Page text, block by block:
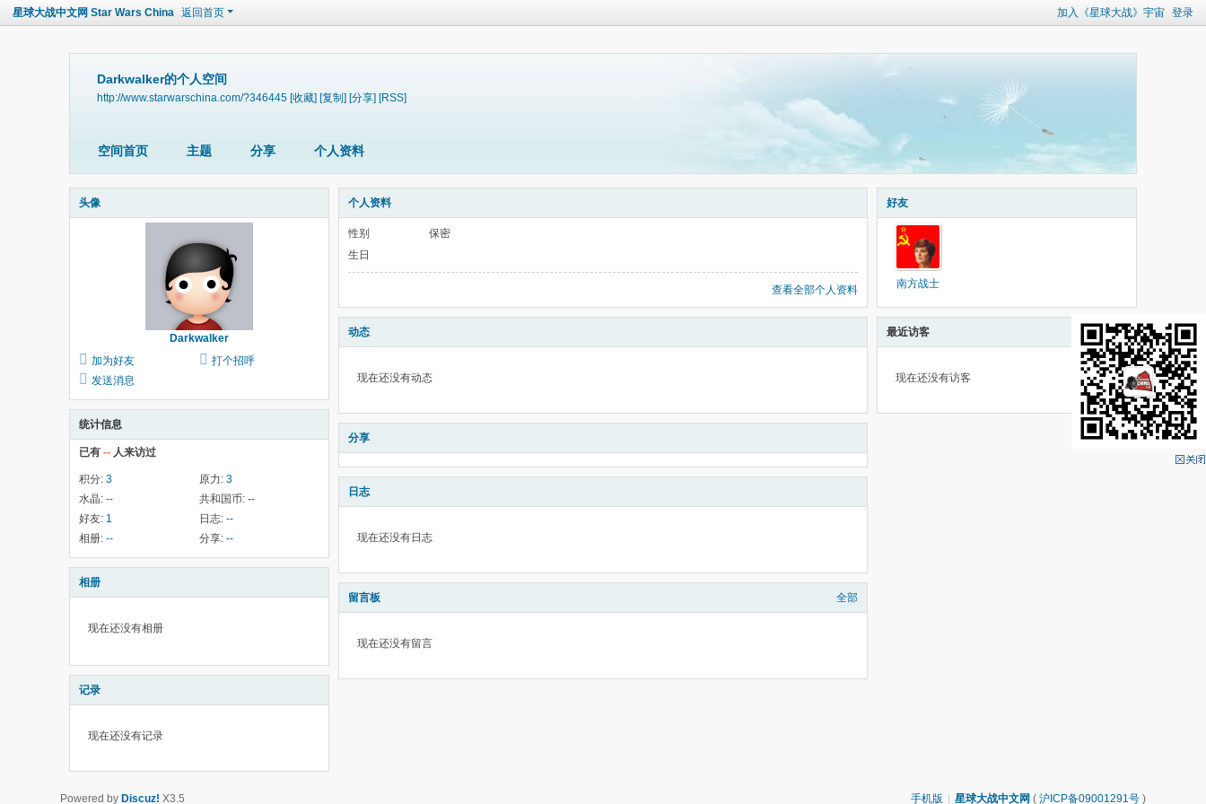
加入《星球大战》宇宙 登录
星球大战中文网 Star Wars China 返回首页
Darkwalker的个人空间
http://www.starwarschina.com/?346445 [收藏] [复制] [分享] [RSS]
空间首页 主题 分享 个人资料
头像
Darkwalker
加为好友
打个招呼
发送消息
统计信息
已有 -- 人来访过
积分: 3 原力: 3
水晶: -- 共和国币: --
好友: 1 日志: --
相册: -- 分享: --
相册
现在还没有相册
记录
现在还没有记录
个人资料
性别
保密
生日
查看全部个人资料
动态
现在还没有动态
分享
日志
现在还没有日志
留言板 全部
现在还没有留言
好友
南方战士
最近访客
现在还没有访客
手机版 星球大战中文网 ( 沪ICP备09001291号 )
Powered by Discuz! X3.5